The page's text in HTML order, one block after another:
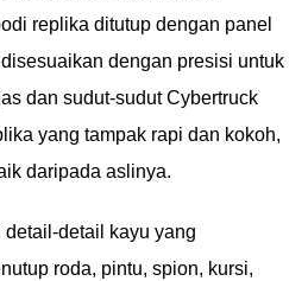
replika ditutup dengan panel
dengan presisi untuk
dan sudut-sudut Cybertruck
yang tampak rapi dan kokoh,
daripada aslinya.
detail kayu yang
roda, pintu, spion, kursi,